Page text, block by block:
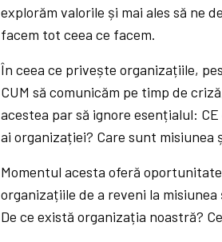
explorăm valorile și mai ales să ne
facem tot ceea ce facem.
În ceea ce privește organizațiile,
CUM să comunicăm pe timp de
acestea par să ignore esențialul:
ai organizației? Care sunt misiunea
Momentul acesta oferă
organizațiile de a reveni la
De ce există organizația noastră?